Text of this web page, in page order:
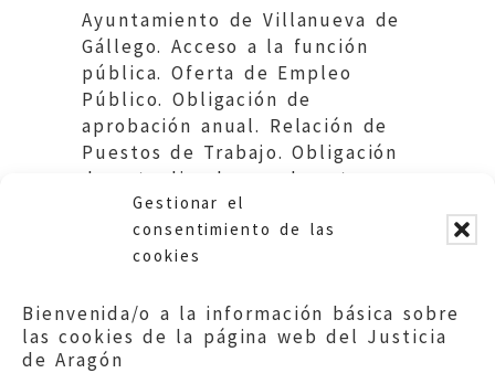
Gestionar el
consentimiento de las
cookies
Bienvenida/o a la información básica sobre
las cookies de la página web del Justicia
de Aragón
Ayuntamiento de Villanueva de
Gállego. Acceso a la función
pública. Oferta de Empleo
Público. Obligación de
aprobación anual. Relación de
Puestos de Trabajo. Obligación
de actualizarla anualmente y
publicarla en el B.O.A.